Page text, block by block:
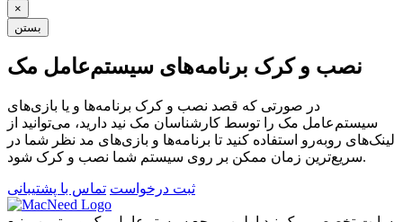
×
بستن
نصب و کرک برنامه‌های سیستم‌عامل مک
در صورتی که قصد نصب و کرک برنامه‌ها و یا بازی‌های
سیستم‌عامل مک را توسط کارشناسان مک نید دارید، می‌توانید از
لینک‌های رو‌به‌رو استفاده کنید تا برنامه‌ها و بازی‌های مد نظر شما در
سریع‌ترین زمان ممکن بر روی سیستم شما نصب و کرک شود.
ثبت درخواست تماس با پشتیبانی